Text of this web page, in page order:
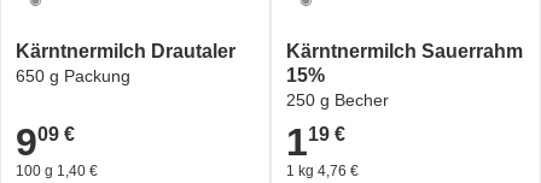
Kärntnermilch Drautaler
650 g Packung
9,09 €
909 €
100 g 1,40 €
Kärntnermilch Sauerrahm
15%
250 g Becher
1,19 €
119 €
1 kg 4,76 €